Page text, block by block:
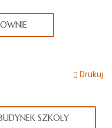
Drukuj
SZKOŁY